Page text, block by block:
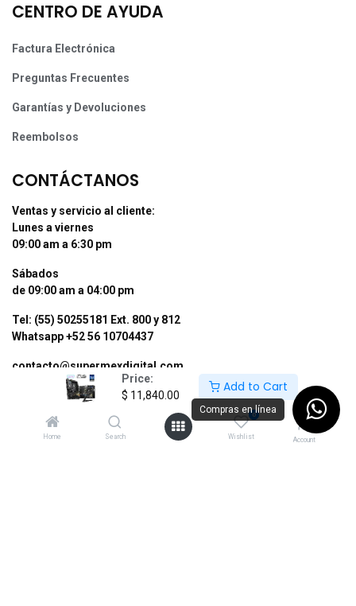
Price:
$ 11,840.00
Add to Cart
Home Search
0
Wishlist Account
CENTRO DE AYUDA
Factura Electrónica
Preguntas Frecuentes
Garantías y Devoluciones
Reembolsos
CONTÁCTANOS
Ventas y servicio al cliente:
Lunes a viernes
09:00 am a 6:30 pm
Sábados
de 09:00 am a 04:00 pm
Tel: (55) 50255181 Ext. 800 y 812
Whatsapp +52 56 10704437
contacto@supermexdigital.com
¡SÍGUENOS EN NUESTRAS REDES
SOCIALES!
Compras en línea